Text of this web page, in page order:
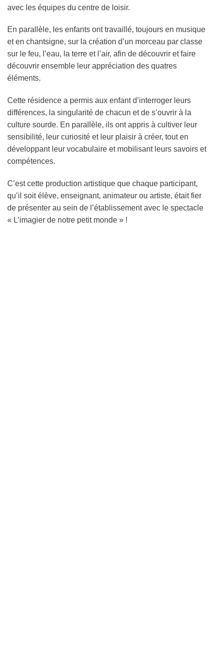
avec les équipes du centre de loisir.
En parallèle, les enfants ont travaillé, toujours en musique
et en chantsigne, sur la création d’un morceau par classe
sur le feu, l’eau, la terre et l’air, afin de découvrir et faire
découvrir ensemble leur appréciation des quatres
éléments.
Cette résidence a permis aux enfant d’interroger leurs
différences, la singularité de chacun et de s’ouvrir à la
culture sourde. En parallèle, ils ont appris à cultiver leur
sensibilité, leur curiosité et leur plaisir à créer, tout en
développant leur vocabulaire et mobilisant leurs savoirs et
compétences.
C’est cette production artistique que chaque participant,
qu’il soit élève, enseignant, animateur ou artiste, était fier
de présenter au sein de l’établissement avec le spectacle
« L’imagier de notre petit monde » !